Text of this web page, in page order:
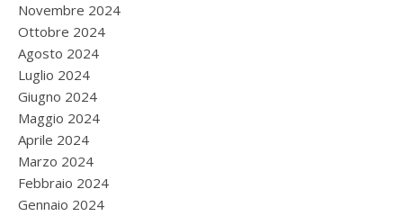
Novembre 2024
Ottobre 2024
Agosto 2024
Luglio 2024
Giugno 2024
Maggio 2024
Aprile 2024
Marzo 2024
Febbraio 2024
Gennaio 2024